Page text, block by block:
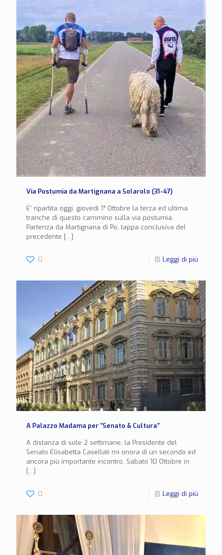
Via Postumia da Martignana a Solarolo (31-47)
E’ ripartita oggi, giovedì 1° Ottobre la terza ed ultima
tranche di questo cammino sulla via postumia.
Partenza da Martignana di Po, tappa conclusiva del
precedente […]
0 Leggi di più
A Palazzo Madama per “Senato & Cultura”
A distanza di sole 2 settimane, la Presidente del
Senato Elisabetta Casellati mi onora di un secondo ed
ancora più importante incontro. Sabato 10 Ottobre in
[…]
0 Leggi di più